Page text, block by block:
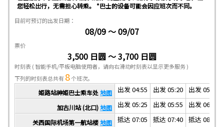
您轻松出行，无需担心转乘。 *巴士的设备可能会因应班次而不同。
目前可预订的出发日期：
08/09 ～ 09/07
票价
3,500 日圆 ～ 3,700 日圆
时刻表( 智能手机/平板电脑使用者，请向右滑动时刻表以显示更多服务 )
下列的时刻表总共有8个班次。
姫路站神姫巴士乘车处地图 出发 04:55 出发 05:20 出发 05:50
加古川站 (北口)地图 出发 05:25 出发 05:55 出发 06:25
关西国际机场第一航站楼地图 抵达 07:05 抵达 07:40 抵达 08:10